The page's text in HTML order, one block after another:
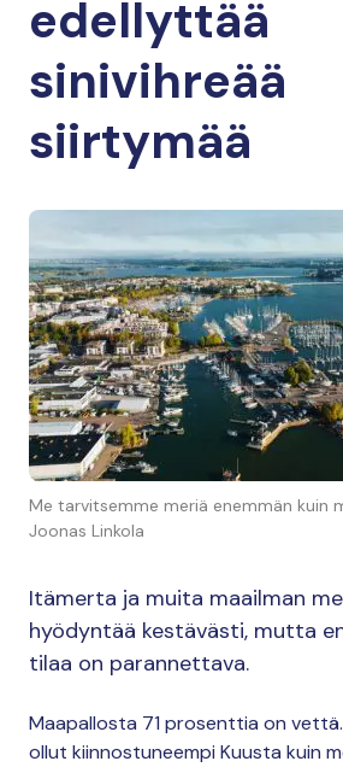
edellyttää
sinivihreää
siirtymää
Me tarvitsemme meriä enemmän kuin
Joonas Linkola
Itämerta ja muita maailman
hyödyntää kestävästi, mutta
tilaa on parannettava.
Maapallosta 71 prosenttia on
ollut kiinnostuneempi Kuusta kuin